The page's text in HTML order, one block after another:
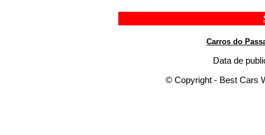
Carros do
Data de
© Copyright - Best Cars